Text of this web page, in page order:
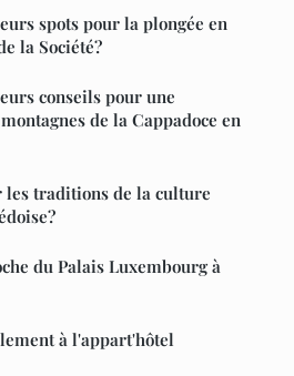
spots pour la plongée en
la Société?
conseils pour une
de la Cappadoce en
traditions de la culture
du Palais Luxembourg à
à l'appart'hôtel